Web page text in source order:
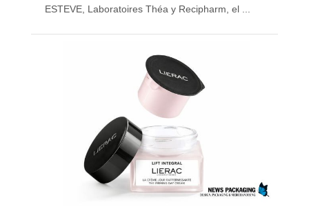
ESTEVE, Laboratoires Théa y Recipharm, el ...